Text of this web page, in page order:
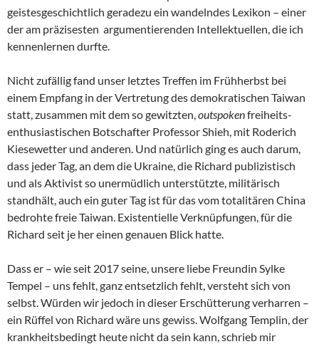
geistesgeschichtlich geradezu ein wandelndes Lexikon – einer
der am präzisesten argumentierenden Intellektuellen, die ich
kennenlernen durfte.
Nicht zufällig fand unser letztes Treffen im Frühherbst bei
einem Empfang in der Vertretung des demokratischen Taiwan
statt, zusammen mit dem so gewitzten,outspokenfreiheits-
enthusiastischen Botschafter Professor Shieh, mit Roderich
Kiesewetter und anderen. Und natürlich ging es auch darum,
dass jeder Tag, an dem die Ukraine, die Richard publizistisch
und als Aktivist so unermüdlich unterstützte, militärisch
standhält, auch ein guter Tag ist für das vom totalitären China
bedrohte freie Taiwan. Existentielle Verknüpfungen, für die
Richard seit je her einen genauen Blick hatte.
Dass er – wie seit 2017 seine, unsere liebe Freundin Sylke
Tempel – uns fehlt, ganz entsetzlich fehlt, versteht sich von
selbst. Würden wir jedoch in dieser Erschütterung verharren –
ein Rüffel von Richard wäre uns gewiss. Wolfgang Templin, der
krankheitsbedingt heute nicht da sein kann, schrieb mir